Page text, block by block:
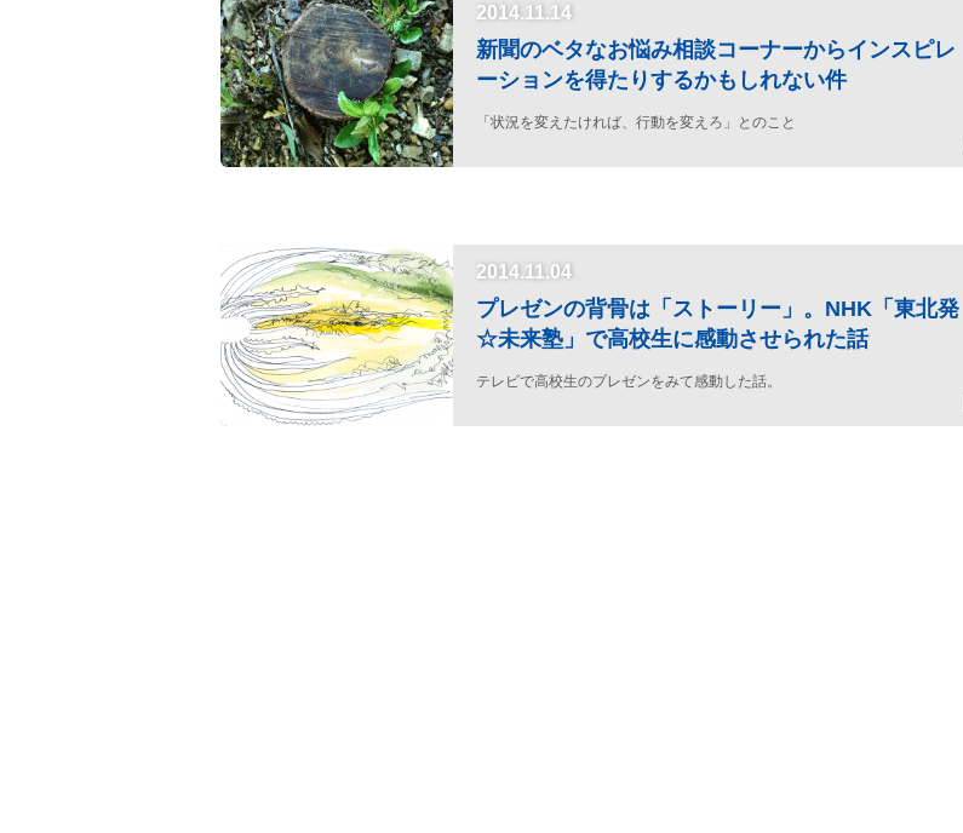
2014.11.14
新聞のベタなお悩み相談コーナーからインスピレ
ーションを得たりするかもしれない件
「状況を変えたければ、行動を変えろ」とのこと
2014.11.04
プレゼンの背骨は「ストーリー」。NHK「東北発
☆未来塾」で高校生に感動させられた話
テレビで高校生のプレゼンをみて感動した話。